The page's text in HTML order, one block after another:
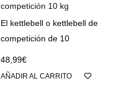
competición 10 kg
El kettlebell o kettlebell de
competición de 10
48,99€
AÑADIR AL CARRITO